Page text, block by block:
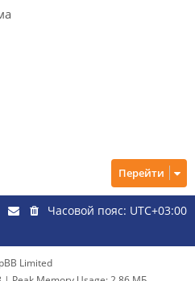
Перейти
Часовой пояс: UTC+03:00
Limited